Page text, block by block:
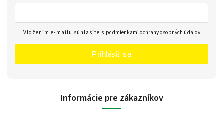
Vložením e-mailu súhlasíte s podmienkami ochrany osobných údajov
Prihlásiť sa
Informácie pre zákazníkov